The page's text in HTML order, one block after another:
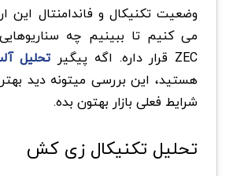
وضعیت تکنیکال و فاندامنتال این
می کنیم تا ببینیم چه
ZEC قرار داره. اگه پیگیر
تحلیل
هستید، این بررسی میتونه دید
شرایط فعلی بازار بهتون بده.
تحلیل تکنیکال زی کش